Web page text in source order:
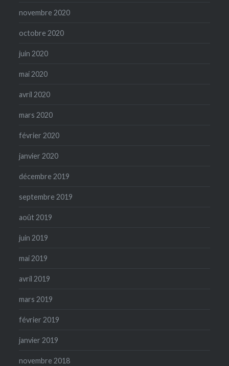
novembre 2020
octobre 2020
juin 2020
mai 2020
avril 2020
mars 2020
février 2020
janvier 2020
décembre 2019
septembre 2019
août 2019
juin 2019
mai 2019
avril 2019
mars 2019
février 2019
janvier 2019
novembre 2018